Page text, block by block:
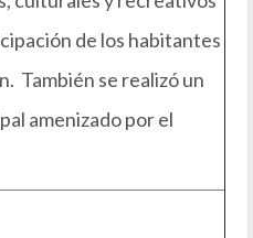
de los habitantes
También se realizó un
amenizado por el